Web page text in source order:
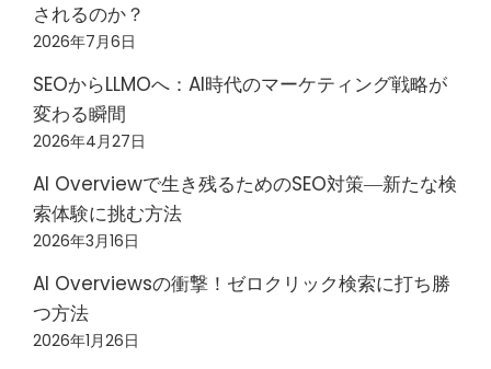
されるのか？
2026年7月6日
SEOからLLMOへ：AI時代のマーケティング戦略が
変わる瞬間
2026年4月27日
AI Overviewで生き残るためのSEO対策―新たな検
索体験に挑む方法
2026年3月16日
AI Overviewsの衝撃！ゼロクリック検索に打ち勝
つ方法
2026年1月26日